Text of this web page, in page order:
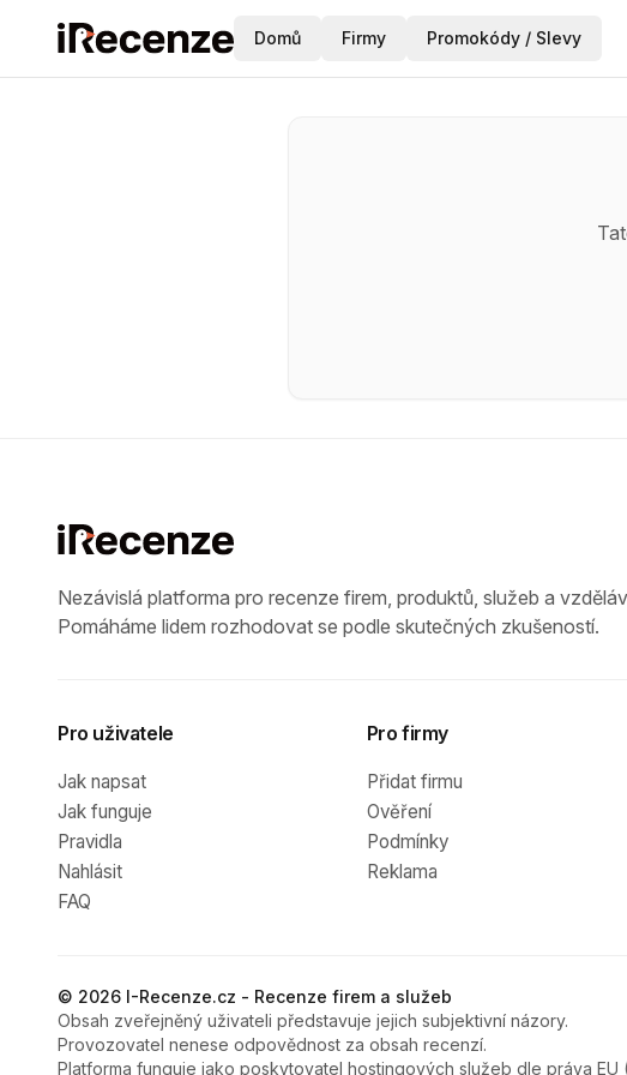
Domů Firmy Promokódy / Slevy
Nezávislá platforma pro recenze firem, produktů, služeb a
Pomáháme lidem rozhodovat se podle skutečných zkušeností.
Pro uživatele
Jak napsat
Jak funguje
Pravidla
Nahlásit
FAQ
Pro firmy
Přidat firmu
Ověření
Podmínky
Reklama
© 2026 I-Recenze.cz - Recenze firem a služeb
Obsah zveřejněný uživateli představuje jejich subjektivní názory.
Provozovatel nenese odpovědnost za obsah recenzí.
Platforma funguje jako poskytovatel hostingových služeb dle práva EU